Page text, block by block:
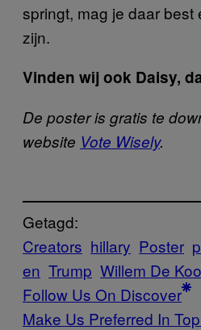
springt, mag je daar best
zijn.
Vinden wij ook Daisy,
De poster is gratis te
website Vote Wisely.
Getagd:
Creators hillary Poster
en Trump Willem De
Follow Us On Discover
Make Us Preferred In